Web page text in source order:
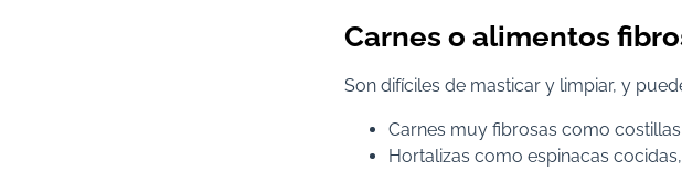
Carnes o alimentos
Son difíciles de masticar y limpiar, y
Carnes muy fibrosas como
Hortalizas como espinacas